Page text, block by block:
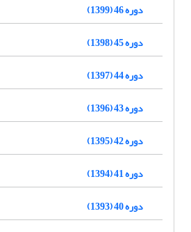
دوره 46 (1399)
دوره 45 (1398)
دوره 44 (1397)
دوره 43 (1396)
دوره 42 (1395)
دوره 41 (1394)
دوره 40 (1393)